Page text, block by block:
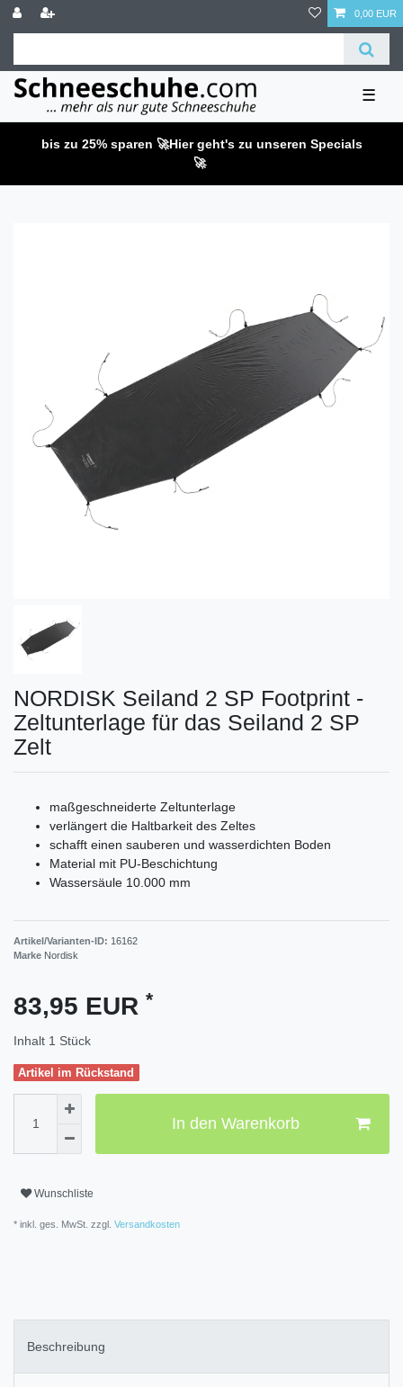
0,00 EUR
☰
bis zu 25% sparen 🚀Hier geht's zu unseren Specials
🚀
NORDISK Seiland 2 SP Footprint -
Zeltunterlage für das Seiland 2 SP
Zelt
maßgeschneiderte Zeltunterlage
verlängert die Haltbarkeit des Zeltes
schafft einen sauberen und wasserdichten Boden
Material mit PU-Beschichtung
Wassersäule 10.000 mm
Artikel/Varianten-ID: 16162
Marke Nordisk
83,95 EUR *
Inhalt 1 Stück
Artikel im Rückstand
In den Warenkorb
Wunschliste
* inkl. ges. MwSt. zzgl. Versandkosten
Beschreibung